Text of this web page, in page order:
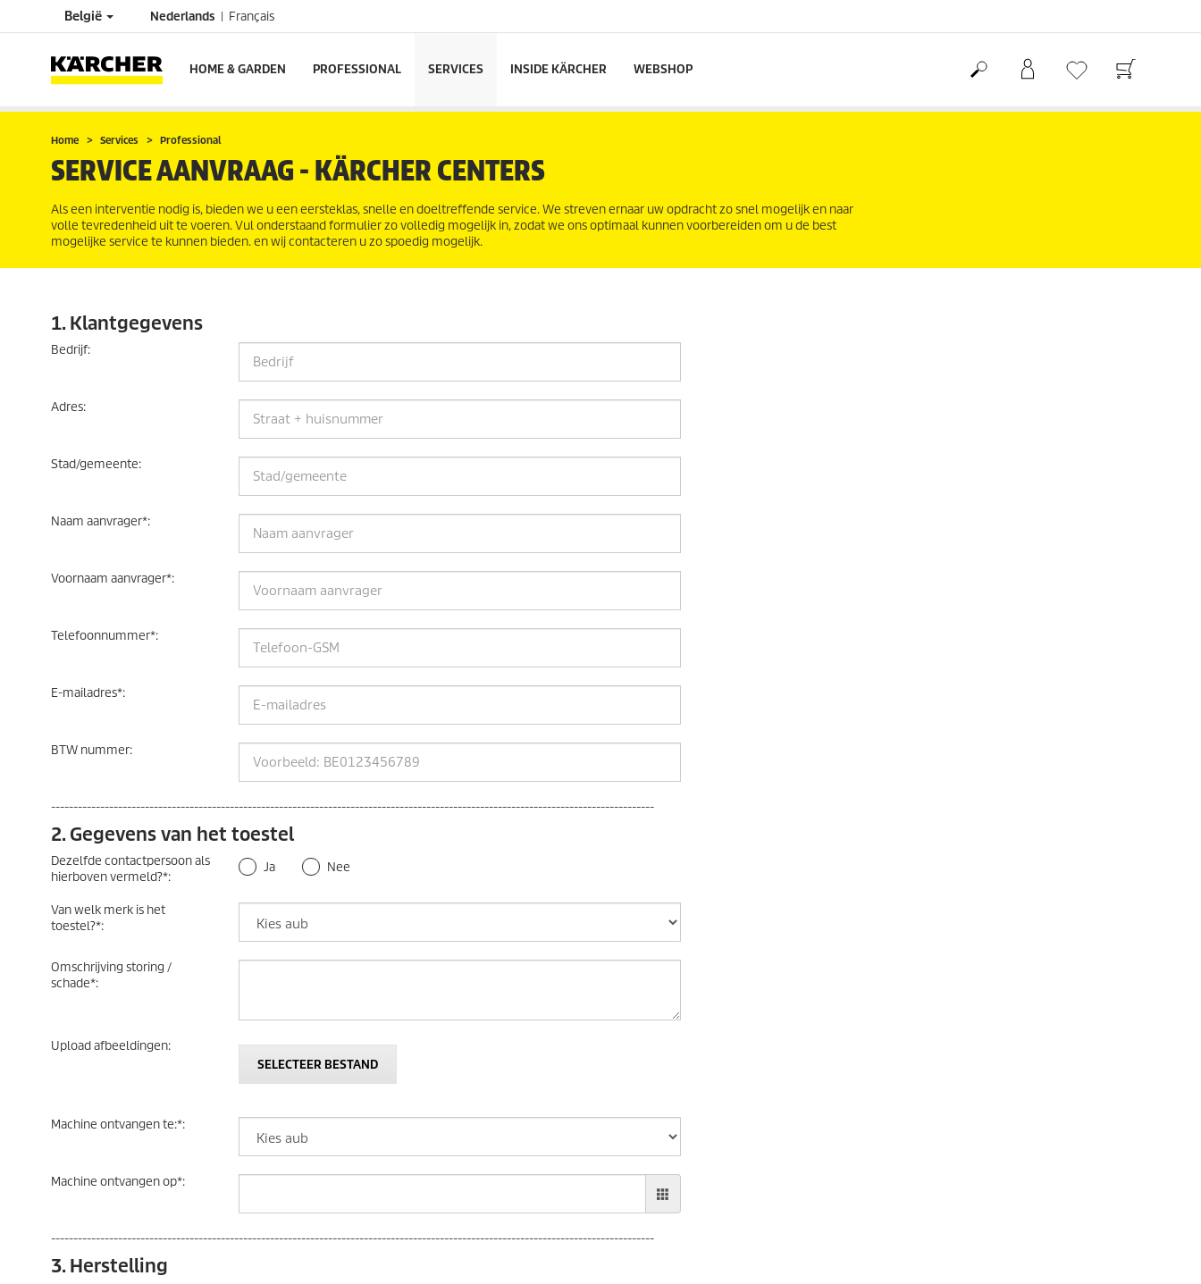
België Nederlands Français
HOME & GARDEN PROFESSIONAL SERVICES INSIDE KÄRCHER WEBSHOP
Home Services Professional
SERVICE AANVRAAG - KÄRCHER CENTERS
Als een interventie nodig is, bieden we u een eersteklas, snelle en doeltreffende service. We streven ernaar uw opdracht zo snel mogelijk en naar
volle tevredenheid uit te voeren. Vul onderstaand formulier zo volledig mogelijk in, zodat we ons optimaal kunnen voorbereiden om u de best
mogelijke service te kunnen bieden. en wij contacteren u zo spoedig mogelijk.
1. Klantgegevens
Bedrijf:
Adres:
Stad/gemeente:
Naam aanvrager*:
Voornaam aanvrager*:
Telefoonnummer*:
E-mailadres*:
BTW nummer:
---------------------------------------------------------------------------------------------------------------------------------------
2. Gegevens van het toestel
Dezelfde contactpersoon als
hierboven vermeld?*:
Ja Nee
Van welk merk is het
toestel?*:
Omschrijving storing /
schade*:
Upload afbeeldingen:
SELECTEER BESTAND
Machine ontvangen te:*:
Machine ontvangen op*:
---------------------------------------------------------------------------------------------------------------------------------------
3. Herstelling